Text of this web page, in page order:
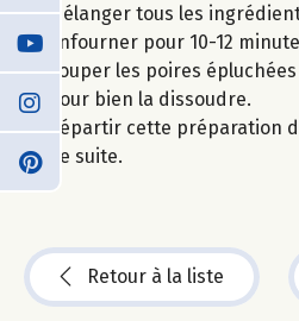
Mélanger tous les
Enfourner pour 10-12
Couper les poires
pour bien la dissoudre.
Répartir cette préparation
de suite.
Retour à la liste